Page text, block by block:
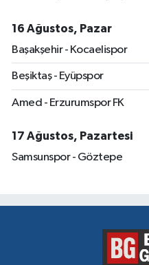
16 Ağustos, Pazar
Başakşehir - Kocaelispor
Beşiktaş - Eyüpspor
Amed - Erzurumspor FK
17 Ağustos, Pazartesi
Samsunspor - Göztepe